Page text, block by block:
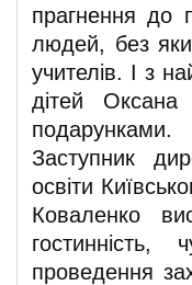
прагнення до
людей, без
учителів. І з
дітей Оксана
подарунками.
Заступник
освіти
Коваленко
гостинність,
проведення